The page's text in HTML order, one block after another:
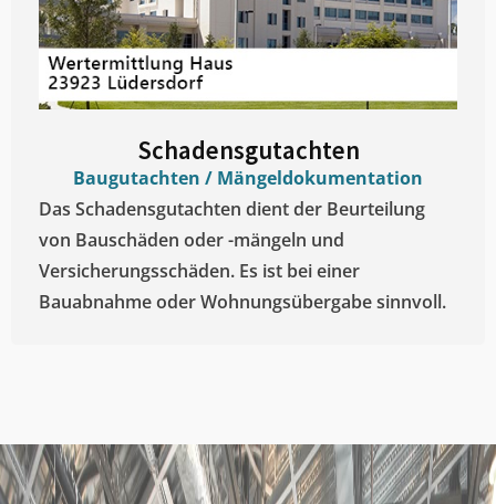
Schadensgutachten
Baugutachten / Mängeldokumentation
Das Schadensgutachten dient der Beurteilung
von Bauschäden oder -mängeln und
Versicherungsschäden. Es ist bei einer
Bauabnahme oder Wohnungsübergabe sinnvoll.